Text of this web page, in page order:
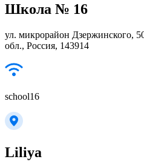
Школа № 16
ул. микрорайон Дзержинского,
обл., Россия, 143914
school16
Liliya